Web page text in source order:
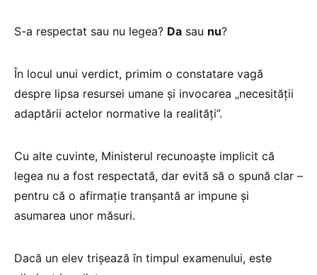
S-a respectat sau nu legea? Da sau nu?
În locul unui verdict, primim o constatare vagă
despre lipsa resursei umane și invocarea „necesității
adaptării actelor normative la realități”.
Cu alte cuvinte, Ministerul recunoaște implicit că
legea nu a fost respectată, dar evită să o spună clar –
pentru că o afirmație tranșantă ar impune și
asumarea unor măsuri.
Dacă un elev trișează în timpul examenului, este